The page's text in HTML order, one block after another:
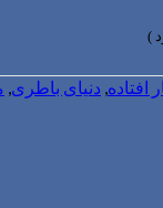
)
افتاده, دنیای باطری,